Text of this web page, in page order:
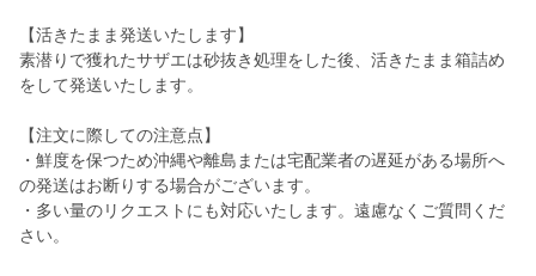
【活きたまま発送いたします】
素潜りで獲れたサザエは砂抜き処理をした後、活きたまま箱詰め
をして発送いたします。
【注文に際しての注意点】
・鮮度を保つため沖縄や離島または宅配業者の遅延がある場所へ
の発送はお断りする場合がございます。
・多い量のリクエストにも対応いたします。遠慮なくご質問くだ
さい。